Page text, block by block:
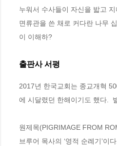
누워서 수사들이 자신을 밟고
면류관을 쓴 채로 커다란 나무
이 이해하?
출판사 서평
2017년 한국교회는 종교개혁
에 시달렸던 한해이기도 했다.
원제목(PIGRIMAGE FROM
브루어 목사의 ‘영적 순례기’